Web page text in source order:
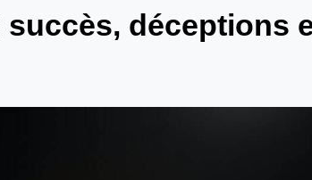
déceptions